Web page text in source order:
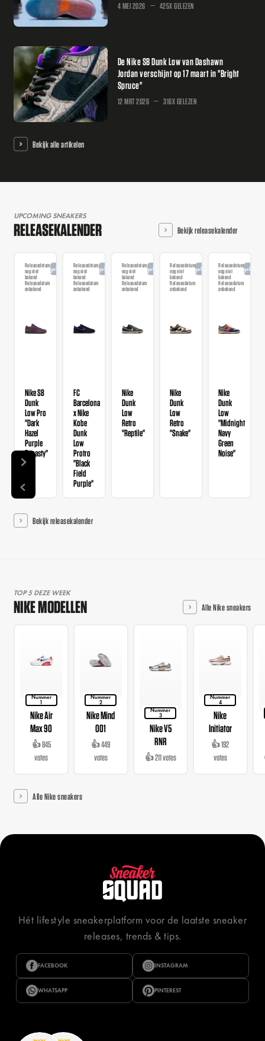
4 MEI 2026 425X GELEZEN
De Nike SB Dunk Low van Dashawn
Jordan verschijnt op 17 maart in "Bright
Spruce"
12 MRT 2026 316X GELEZEN
Bekijk alle artikelen
UPCOMING SNEAKERS
RELEASEKALENDER Bekijk releasekalender
Releasedatum
nog niet
bekend
Releasedatum
onbekend
Aangekondigd
Nike SB
Dunk
Low Pro
"Dark
Hazel
Purple
Dynasty"
Releasedatum
nog niet
bekend
Releasedatum
onbekend
Aangekondigd
FC
Barcelona
x Nike
Kobe
Dunk
Low
Protro
"Black
Field
Purple"
Releasedatum
nog niet
bekend
Releasedatum
onbekend
Aangekondigd
Nike
Dunk
Low
Retro
"Reptile"
Releasedatum
nog niet
bekend
Releasedatum
onbekend
Aangekondigd
Nike
Dunk
Low
Retro
"Snake"
Releasedatum
nog niet
bekend
Releasedatum
onbekend
Nike
Dunk
Low
"Midnight
Navy
Green
Noise"
Bekijk releasekalender
TOP 5 DEZE WEEK
NIKE MODELLEN Alle Nike sneakers
Nummer
1
Nike Air
Max 90
👍 845
votes
Nummer
2
Nike Mind
001
👍 449
votes
Nummer
3
Nike V5
RNR
👍 211 votes
Nummer
4
Nike
Initiator
👍 192
votes
Alle Nike sneakers
Hét lifestyle sneakerplatform voor de laatste sneaker
releases, trends & tips.
FACEBOOK INSTAGRAM
WHATSAPP PINTEREST